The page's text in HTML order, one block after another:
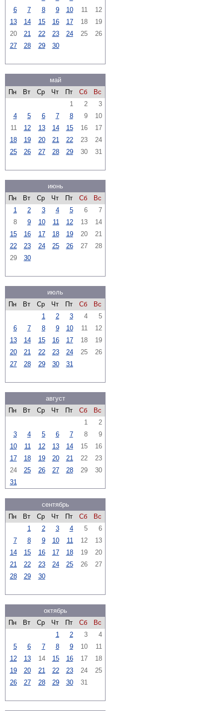
6
7 8 9 10 11
12
13
14 15 16 17 18
19
20
21 22 23 24 25
26
27
28 29 30
май
Пн
Вт Ср Чт Пт Сб
Вс
1
2
3
4
5 6 7 8 9
10
11
12 13 14 15 16
17
18
19 20 21 22 23
24
25
26 27 28 29 30 31
июнь
Пн
Вт Ср Чт Пт Сб
Вс
1
2 3 4 5 6
7
8
9 10 11 12 13
14
15
16 17 18 19 20
21
22
23 24 25 26 27
28
29
30
июль
Пн
Вт Ср Чт Пт Сб
Вс
1
2 3 4
5
6
7 8 9 10 11
12
13
14 15 16 17 18
19
20
21 22 23 24 25
26
27
28 29 30 31
август
Пн
Вт Ср Чт Пт Сб
Вс
1
2
3
4 5 6 7 8
9
10
11 12 13 14 15
16
17
18 19 20 21 22
23
24
25 26 27 28 29
30
31
сентябрь
Пн
Вт Ср Чт Пт Сб
Вс
1
2 3 4 5
6
7
8 9 10 11 12
13
14
15 16 17 18 19
20
21
22 23 24 25 26
27
28
29 30
октябрь
Пн
Вт Ср Чт Пт Сб
Вс
1
2 3
4
5
6 7 8 9 10
11
12
13 14 15 16 17
18
19
20 21 22 23 24
25
26
27 28 29 30 31